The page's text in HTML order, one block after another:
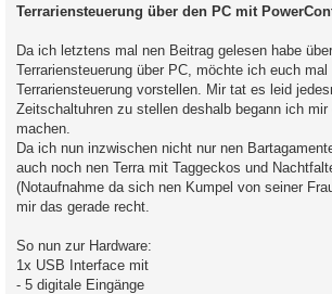
t
a
g
Terrariensteuerung über den PC mit
Da ich letztens mal nen Beitrag gelesen habe
Terrariensteuerung über PC, möchte ich euch mal
Terrariensteuerung vorstellen. Mir tat es leid
Zeitschaltuhren zu stellen deshalb begann ich
machen.
Da ich nun inzwischen nicht nur nen
auch noch nen Terra mit Taggeckos und
(Notaufnahme da sich nen Kumpel von seiner
mir das gerade recht.
So nun zur Hardware:
1x USB Interface mit
- 5 digitale Eingänge